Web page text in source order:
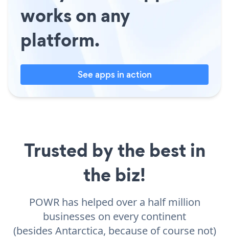
works on any
platform.
See apps in action
Trusted by the best in
the biz!
POWR has helped over a half million
businesses on every continent
(besides Antarctica, because of course not)